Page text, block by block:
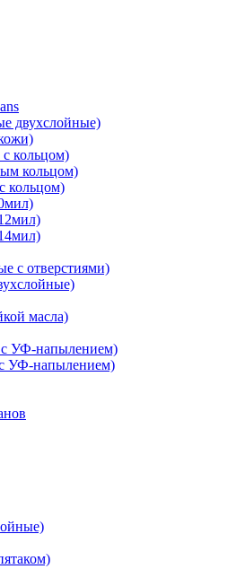
двухслойные)
кольцом)
кольцом)
кольцом)
с отверстиями)
масла)
УФ-напылением)
УФ-напылением)